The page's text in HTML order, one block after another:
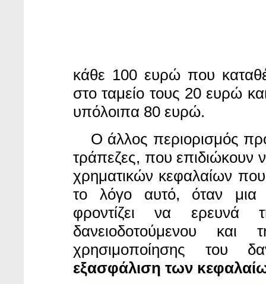
κάθε 100 ευρώ που
στο ταμείο τους 20 ευρώ
υπόλοιπα 80 ευρώ.
Ο άλλος περιορισμός
τράπεζες, που επιδιώκουν
χρηματικών κεφαλαίων που
το λόγο αυτό, όταν μια
φροντίζει να ερευνά
δανειοδοτούμενου και
χρησιμοποίησης του
εξασφάλιση των